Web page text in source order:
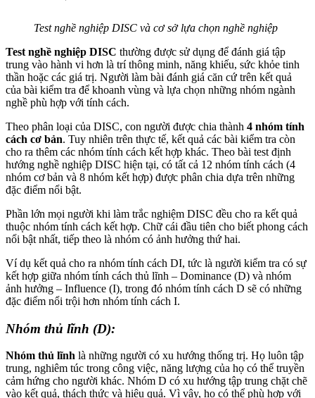
Test nghề nghiệp DISC và cơ sở lựa chọn nghề nghiệp
Test nghề nghiệp DISC thường được sử dụng để đánh giá tập
trung vào hành vi hơn là trí thông minh, năng khiếu, sức khỏe tinh
thần hoặc các giá trị. Người làm bài đánh giá căn cứ trên kết quả
của bài kiểm tra để khoanh vùng và lựa chọn những nhóm ngành
nghề phù hợp với tính cách.
Theo phân loại của DISC, con người được chia thành 4 nhóm tính
cách cơ bản. Tuy nhiên trên thực tế, kết quả các bài kiểm tra còn
cho ra thêm các nhóm tính cách kết hợp khác. Theo bài test định
hướng nghề nghiệp DISC hiện tại, có tất cả 12 nhóm tính cách (4
nhóm cơ bản và 8 nhóm kết hợp) được phân chia dựa trên những
đặc điểm nổi bật.
Phần lớn mọi người khi làm trắc nghiệm DISC đều cho ra kết quả
thuộc nhóm tính cách kết hợp. Chữ cái đầu tiên cho biết phong cách
nổi bật nhất, tiếp theo là nhóm có ảnh hưởng thứ hai.
Ví dụ kết quả cho ra nhóm tính cách DI, tức là người kiểm tra có sự
kết hợp giữa nhóm tính cách thủ lĩnh – Dominance (D) và nhóm
ảnh hưởng – Influence (I), trong đó nhóm tính cách D sẽ có những
đặc điểm nổi trội hơn nhóm tính cách I.
Nhóm thủ lĩnh (D):
Nhóm thủ lĩnh là những người có xu hướng thống trị. Họ luôn tập
trung, nghiêm túc trong công việc, năng lượng của họ có thể truyền
cảm hứng cho người khác. Nhóm D có xu hướng tập trung chặt chẽ
vào kết quả, thách thức và hiệu quả. Vì vậy, họ có thể phù hợp với